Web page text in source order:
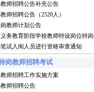
师招聘公告补充公告
师招聘公告（2520人）
教师计划公告
务教育阶段学校教师特设岗位特
试入闱人员进行资格审查通知
岗教师招聘考试
师招聘工作实施方案
师招聘公告